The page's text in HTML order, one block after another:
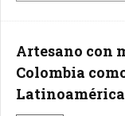
Artesano con
Colombia
Latinoamérica